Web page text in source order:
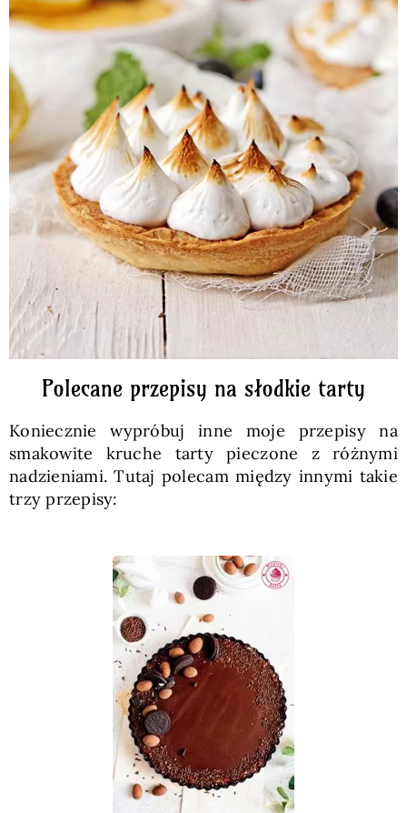
Polecane przepisy na słodkie tarty
Koniecznie wypróbuj inne moje przepisy na
smakowite kruche tarty pieczone z różnymi
nadzieniami. Tutaj polecam między innymi takie
trzy przepisy: